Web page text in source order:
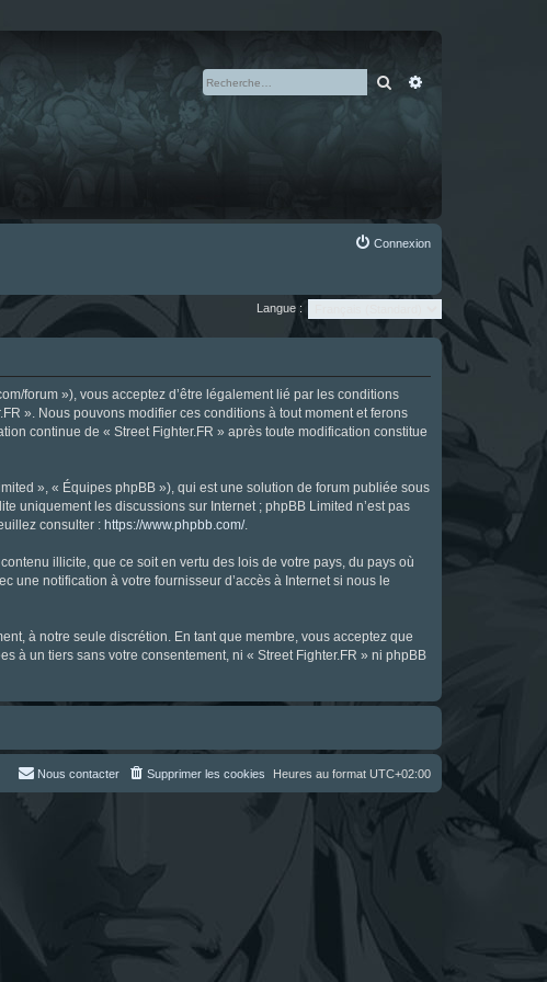
Rechercher
Connexion
Langue :
forum »), vous acceptez d’être légalement lié par les conditions
». Nous pouvons modifier ces conditions à tout moment et ferons
continue de « Street Fighter.FR » après toute modification constitue
», « Équipes phpBB »), qui est une solution de forum publiée sous
uniquement les discussions sur Internet ; phpBB Limited n’est pas
consulter : https://www.phpbb.com/.
illicite, que ce soit en vertu des lois de votre pays, du pays où
une notification à votre fournisseur d’accès à Internet si nous le
à notre seule discrétion. En tant que membre, vous acceptez que
à un tiers sans votre consentement, ni « Street Fighter.FR » ni phpBB
Heures au format UTC+02:00
Supprimer les cookies
Nous contacter